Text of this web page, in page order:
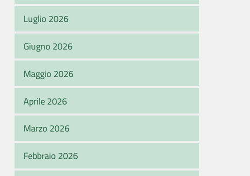
Luglio 2026
Giugno 2026
Maggio 2026
Aprile 2026
Marzo 2026
Febbraio 2026